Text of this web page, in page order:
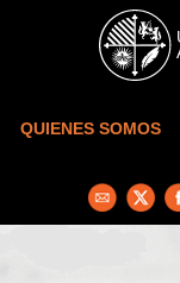
Skip to main content
QUIENES SOMOS